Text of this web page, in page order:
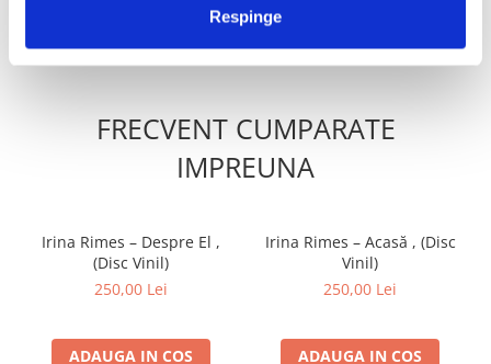
Respinge
FRECVENT CUMPARATE
IMPREUNA
Irina Rimes – Despre El ,
(Disc Vinil)
250,00 Lei
ADAUGA IN COS
Irina Rimes – Acasă , (Disc
Vinil)
250,00 Lei
ADAUGA IN COS